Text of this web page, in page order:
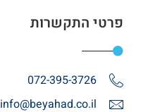
פרטי התקשרות
072-395-3726
info@beyahad.co.il